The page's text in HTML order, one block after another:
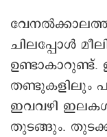
ചിലപ്പോൾ
തണ്ടുകളിലും
ഇവവഴി
തുടങ്ങും.